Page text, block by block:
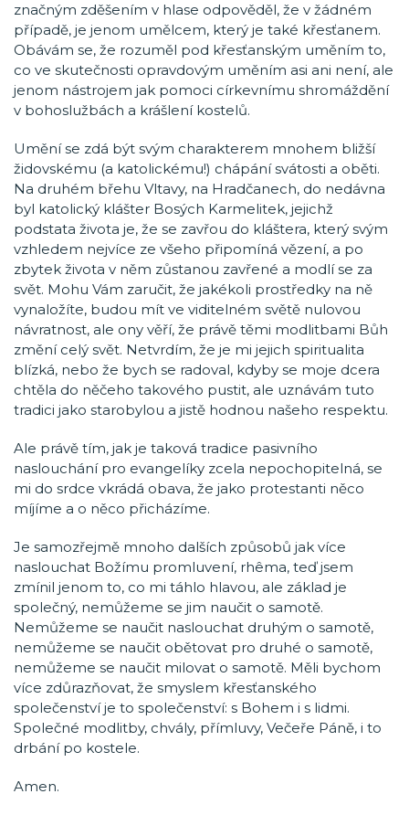
značným zděšením v hlase odpověděl, že v žádném
případě, je jenom umělcem, který je také křesťanem.
Obávám se, že rozuměl pod křesťanským uměním to,
co ve skutečnosti opravdovým uměním asi ani není, ale
jenom nástrojem jak pomoci církevnímu shromáždění
v bohoslužbách a krášlení kostelů.
Umění se zdá být svým charakterem mnohem bližší
židovskému (a katolickému!) chápání svátosti a oběti.
Na druhém břehu Vltavy, na Hradčanech, do nedávna
byl katolický klášter Bosých Karmelitek, jejichž
podstata života je, že se zavřou do kláštera, který svým
vzhledem nejvíce ze všeho připomíná vězení, a po
zbytek života v něm zůstanou zavřené a modlí se za
svět. Mohu Vám zaručit, že jakékoli prostředky na ně
vynaložíte, budou mít ve viditelném světě nulovou
návratnost, ale ony věří, že právě těmi modlitbami Bůh
změní celý svět. Netvrdím, že je mi jejich spiritualita
blízká, nebo že bych se radoval, kdyby se moje dcera
chtěla do něčeho takového pustit, ale uznávám tuto
tradici jako starobylou a jistě hodnou našeho respektu.
Ale právě tím, jak je taková tradice pasivního
naslouchání pro evangelíky zcela nepochopitelná, se
mi do srdce vkrádá obava, že jako protestanti něco
míjíme a o něco přicházíme.
Je samozřejmě mnoho dalších způsobů jak více
naslouchat Božímu promluvení, rhêma, teď jsem
zmínil jenom to, co mi táhlo hlavou, ale základ je
společný, nemůžeme se jim naučit o samotě.
Nemůžeme se naučit naslouchat druhým o samotě,
nemůžeme se naučit obětovat pro druhé o samotě,
nemůžeme se naučit milovat o samotě. Měli bychom
více zdůrazňovat, že smyslem křesťanského
společenství je to společenství: s Bohem i s lidmi.
Společné modlitby, chvály, přímluvy, Večeře Páně, i to
drbání po kostele.
Amen.